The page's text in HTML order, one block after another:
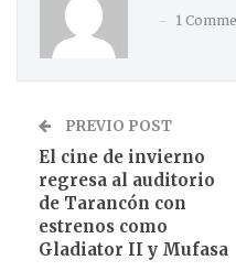
1
PREVIO POST
El cine de invierno
regresa al auditorio
de Tarancón con
estrenos como
Gladiator II y Mufasa